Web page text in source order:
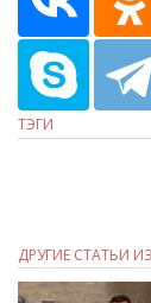
ТЭГИ
ДРУГИЕ СТАТЬИ